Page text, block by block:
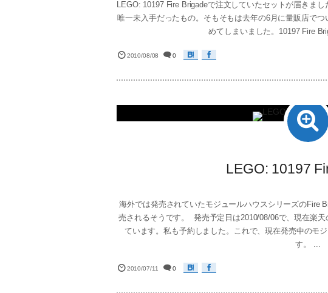
LEGO: 10197 Fire Brigadeで注文していたセットが届きま
唯一未入手だったもの。そもそもは去年の6月に量販店で
めてしまいました。10197 Fire
2010/08/08 0
LEGO: 10197
海外では発売されていたモジュールハウスシリーズのFire
売されるそうです。 発売予定日は2010/08/06で、現在楽
ています。私も予約しました。これで、現在発売中のモ
す。 ...
2010/07/11 0